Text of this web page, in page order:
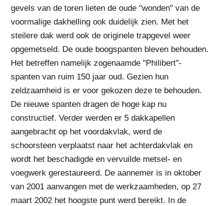
gevels van de toren lieten de oude "wonden" van de
voormalige dakhelling ook duidelijk zien. Met het
steilere dak werd ook de originele trapgevel weer
opgemetseld. De oude boogspanten bleven behouden.
Het betreffen namelijk zogenaamde "Philibert"-
spanten van ruim 150 jaar oud. Gezien hun
zeldzaamheid is er voor gekozen deze te behouden.
De nieuwe spanten dragen de hoge kap nu
constructief. Verder werden er 5 dakkapellen
aangebracht op het voordakvlak, werd de
schoorsteen verplaatst naar het achterdakvlak en
wordt het beschadigde en vervuilde metsel- en
voegwerk gerestaureerd. De aannemer is in oktober
van 2001 aanvangen met de werkzaamheden, op 27
maart 2002 het hoogste punt werd bereikt. In de